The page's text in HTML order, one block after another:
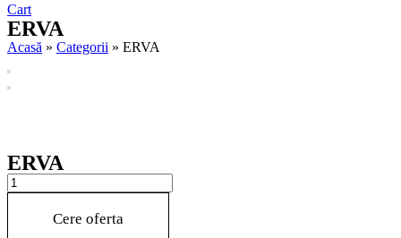
Cart
ERVA
Acasă » Categorii » ERVA
ERVA
ERVA
quantity
Cere oferta